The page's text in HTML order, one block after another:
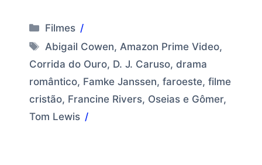
Categorias
Filmes
Tags
Abigail Cowen,Amazon Prime Video,
Corrida do Ouro, D. J. Caruso, drama
romântico, Famke Janssen, faroeste, filme
cristão, Francine Rivers, Oseias e Gômer,
Tom Lewis